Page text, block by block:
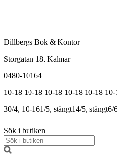
Dillbergs Bok & Kontor
Storgatan 18, Kalmar
0480-10164
10-18 10-18 10-18 10-18 10-18 10-
30/4, 10-161/5, stängt14/5, stängt6/
Sök i butiken